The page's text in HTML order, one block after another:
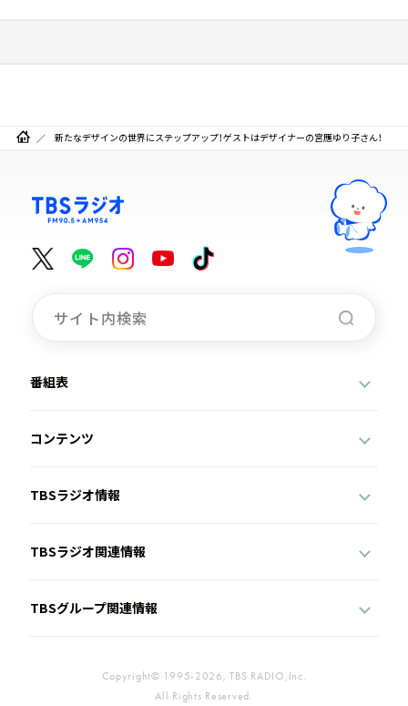
新たなデザインの世界にステップアップ！ゲストはデザイナーの宮應ゆり子さん！
番組表
コンテンツ
TBSラジオ情報
TBSラジオ関連情報
TBSグループ関連情報
Copyright© 1995-2026, TBS RADIO,Inc.
All Rights Reserved.